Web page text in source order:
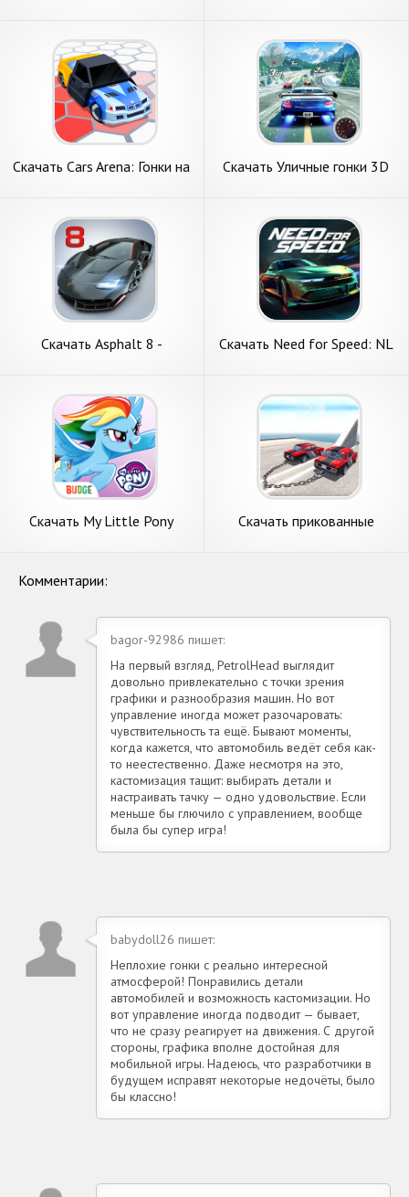
Скачать Cars Arena: Гонки на
Скачать Уличные гонки 3D
Скачать Asphalt 8 -
Андроид
Скачать Need for Speed: NL
Скачать My Little Pony
Скачать прикованные
Комментарии:
bagor-92986 пишет:
На первый взгляд, PetrolHead выглядит
довольно привлекательно с точки зрения
графики и разнообразия машин. Но вот
управление иногда может разочаровать:
чувствительность та ещё. Бывают моменты,
когда кажется, что автомобиль ведёт себя как-
то неестественно. Даже несмотря на это,
кастомизация тащит: выбирать детали и
настраивать тачку — одно удовольствие. Если
меньше бы глючило с управлением, вообще
была бы супер игра!
babydoll26 пишет:
Неплохие гонки с реально интересной
атмосферой! Понравились детали
автомобилей и возможность кастомизации. Но
вот управление иногда подводит — бывает,
что не сразу реагирует на движения. С другой
стороны, графика вполне достойная для
мобильной игры. Надеюсь, что разработчики в
будущем исправят некоторые недочёты, было
бы классно!